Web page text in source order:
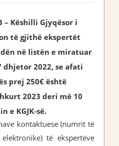
– Këshilli Gjyqësor i
të gjithë ekspertët
në listën e miratuar
dhjetor 2022, se afati
prej 250€ është
2023 deri më 10
e KGJK-së.
kontaktuese (numrit të
të ekspertëve